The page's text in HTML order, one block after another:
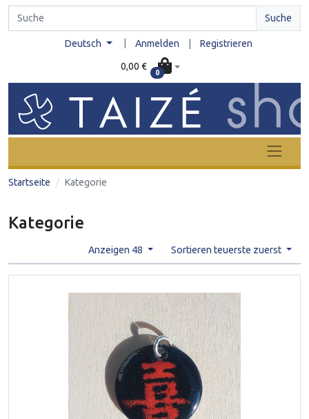
Suche
Deutsch Anmelden Registrieren
0,00 €
0
Startseite Kategorie
Kategorie
Anzeigen 48 Sortieren teuerste zuerst